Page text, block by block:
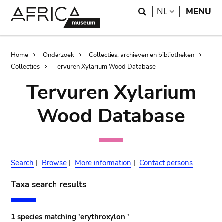
Search
NL LANGUAGE
MENU
Breadcrumb
Home Onderzoek
Collecties, archieven en bibliotheken
Collecties
Tervuren Xylarium Wood Database
Tervuren Xylarium
Wood Database
Search | Browse | More information | Contact persons
Taxa search results
1 species matching 'erythroxylon '